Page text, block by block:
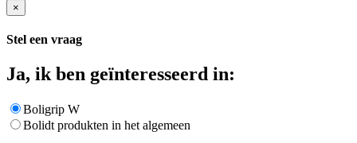
×
Stel een vraag
Ja, ik ben geïnteresseerd in:
Boligrip W
Bolidt produkten in het algemeen